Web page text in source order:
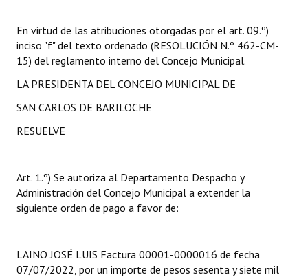
Ejecución Presupuestaria
Actas de Audiencias Públicas
NORMATIVA
Resoluciones
Resoluciones de Presidencia
Antiguos Pobladores
En virtud de las atribuciones otorgadas por el art. 09.º)
inciso "f" del texto ordenado (RESOLUCIÓN N.º 462-CM-
15) del reglamento interno del Concejo Municipal.
LA PRESIDENTA DEL CONCEJO MUNICIPAL DE
SAN CARLOS DE BARILOCHE
RESUELVE
Art. 1.º) Se autoriza al Departamento Despacho y
Administración del Concejo Municipal a extender la
siguiente orden de pago a favor de:
LAINO JOSÉ LUIS Factura 00001-0000016 de fecha
07/07/2022, por un importe de pesos sesenta y siete mil